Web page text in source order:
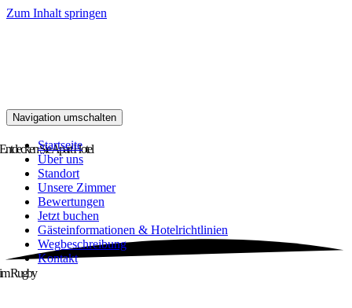
Zum Inhalt springen
Navigation umschalten
Startseite
Über uns
Standort
Unsere Zimmer
Bewertungen
Jetzt buchen
Gästeinformationen & Hotelrichtlinien
Wegbeschreibung
Kontakt
Entdecken SieApart Hotel
im Rugby